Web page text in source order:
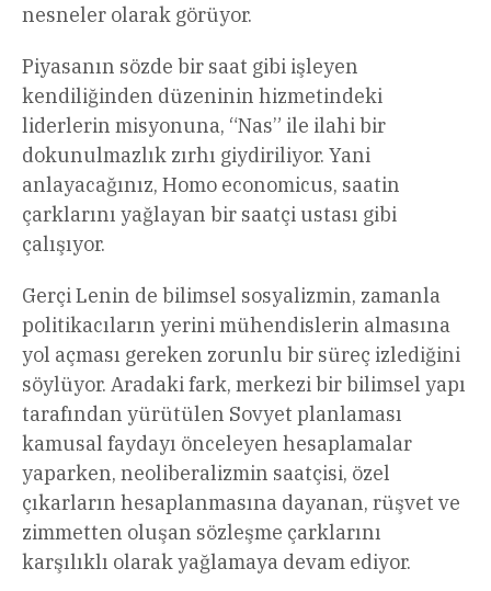
nesneler olarak görüyor.
Piyasanın sözde bir saat gibi işleyen
kendiliğinden düzeninin hizmetindeki
liderlerin misyonuna, “Nas” ile ilahi bir
dokunulmazlık zırhı giydiriliyor. Yani
anlayacağınız, Homo economicus, saatin
çarklarını yağlayan bir saatçi ustası gibi
çalışıyor.
Gerçi Lenin de bilimsel sosyalizmin, zamanla
politikacıların yerini mühendislerin almasına
yol açması gereken zorunlu bir süreç izlediğini
söylüyor. Aradaki fark, merkezi bir bilimsel yapı
tarafından yürütülen Sovyet planlaması
kamusal faydayı önceleyen hesaplamalar
yaparken, neoliberalizmin saatçisi, özel
çıkarların hesaplanmasına dayanan, rüşvet ve
zimmetten oluşan sözleşme çarklarını
karşılıklı olarak yağlamaya devam ediyor.